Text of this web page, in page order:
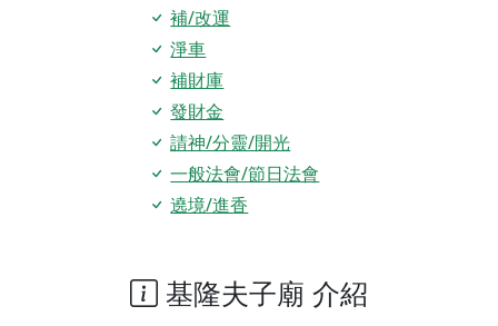
補/改運
淨車
補財庫
發財金
請神/分靈/開光
一般法會/節日法會
遶境/進香
基隆夫子廟 介紹